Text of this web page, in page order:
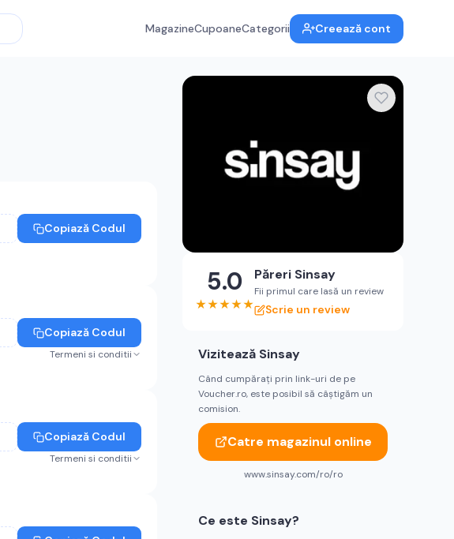
MagazineCupoaneCategorii Creează cont
Copiază Codul
Copiază Codul
Termeni si conditii
Copiază Codul
Termeni si conditii
5.0
★★★★★
Păreri Sinsay
Fii primul care lasă un review
Scrie un review
Vizitează Sinsay
Când cumpărați prin link-uri de pe
Voucher.ro, este posibil să câștigăm un
comision.
Catre magazinul online
www.sinsay.com/ro/ro
Ce este Sinsay?